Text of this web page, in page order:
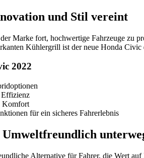
und Stil vereint
Marke fort, hochwertige Fahrzeuge zu
Kühlergrill ist der neue Honda
2022
Effizienz
Komfort
für ein sicheres Fahrerlebnis
Alternative für Fahrer, die Wert